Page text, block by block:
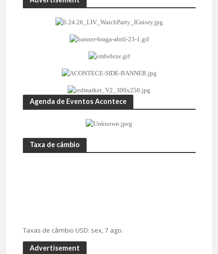
Agenda de Eventos Acontece
Taxa de câmbio
Taxas de câmbio USD: sex, 7 ago.
Advertisement